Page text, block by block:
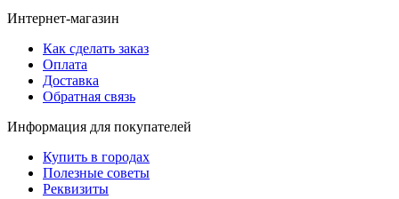
Интернет-магазин
Как сделать заказ
Оплата
Доставка
Обратная связь
Информация для покупателей
Купить в городах
Полезные советы
Реквизиты